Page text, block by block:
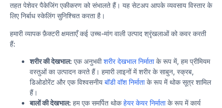
तहत पेशेवर पैकेजिंग एकीकरण को संभालते हैं। यह सेटअप आपके व्यवसाय विस्तार के
लिए निर्बाध स्केलिंग सुनिश्चित करता है।
हमारी व्यापक फ़ैक्टरी क्षमताएँ कई उच्च-मांग वाली उत्पाद श्रृंखलाओं को कवर करती
हैं:
शरीर की देखभाल: एक अनुभवीशरीर देखभाल निर्माताके रूप में, हम प्रीमियम
वस्तुओं का उत्पादन करते हैं। हमारी लाइनों में शरीर के साबुन, स्क्रब,
डिओडोरेंट और एक विश्वसनीय बॉडी वॉश निर्माताके रूप में थोक सूत्र शामिल
हैं।
बालों की देखभाल: हम एक समर्पित थोकहेयर केयर निर्माताके रूप में कार्य